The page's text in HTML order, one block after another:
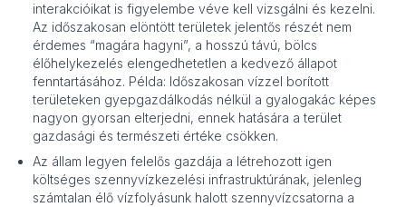
interakcióikat is figyelembe véve kell vizsgálni és kezelni.
Az időszakosan elöntött területek jelentős részét nem
érdemes “magára hagyni”, a hosszú távú, bölcs
élőhelykezelés elengedhetetlen a kedvező állapot
fenntartásához. Példa: Időszakosan vízzel borított
területeken gyepgazdálkodás nélkül a gyalogakác képes
nagyon gyorsan elterjedni, ennek hatására a terület
gazdasági és természeti értéke csökken.
Az állam legyen felelős gazdája a létrehozott igen
költséges szennyvízkezelési infrastruktúrának, jelenleg
számtalan élő vízfolyásunk halott szennyvízcsatorna a